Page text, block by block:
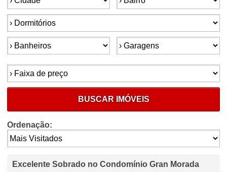
Dormitórios:
Banheiros: Garagens:
Faixa de preço:
BUSCAR IMÓVEIS
Ordenação:
Excelente Sobrado no Condomínio Gran Morada